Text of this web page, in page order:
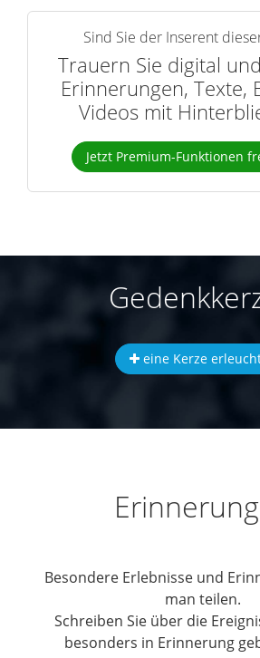
Sind Sie der Inserent
Trauern Sie digital
Erinnerungen, Texte,
Videos mit
Jetzt Premium-Funktionen
eine Kerze
Besondere Erlebnisse und
man teilen.
Schreiben Sie über die
besonders in Erinnerung